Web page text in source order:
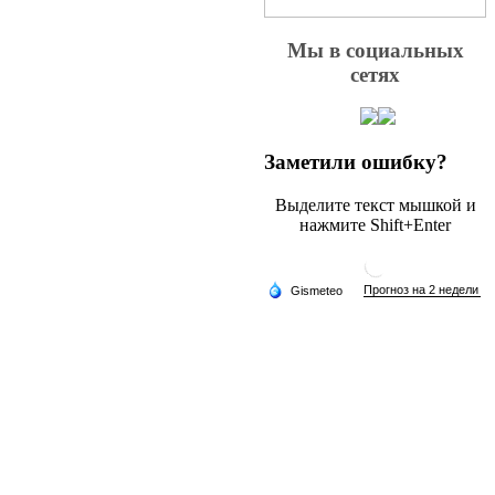
Мы в социальных
сетях
Заметили ошибку?
Выделите текст мышкой и
нажмите Shift+Enter